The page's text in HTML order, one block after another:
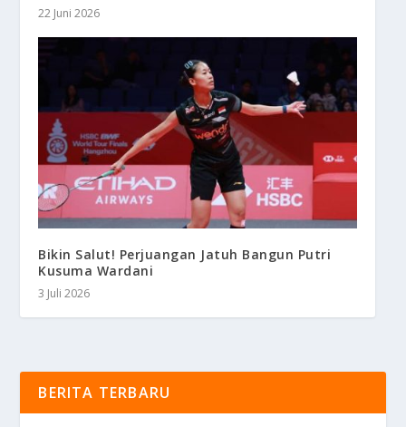
22 Juni 2026
Bikin Salut! Perjuangan Jatuh Bangun Putri
Kusuma Wardani
3 Juli 2026
BERITA TERBARU